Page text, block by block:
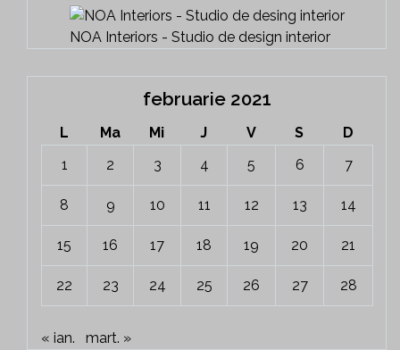
NOA Interiors - Studio de design interior
februarie 2021
L Ma Mi J V S
D
1
2 3 4 5 6 7
8 9 10 11 12 13 14
15 16 17 18 19 20 21
22 23 24 25 26 27 28
« ian. mart. »